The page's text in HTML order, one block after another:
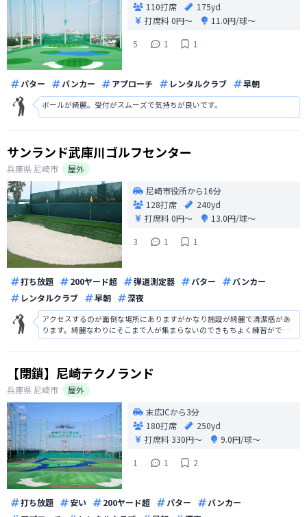
110打席
175yd
打席料0円〜
11.0円/球〜
5
1 1
パター バンカー アプローチ レンタルクラブ 早朝
ボールが綺麗。受付がスムーズで気持ちが良いです。
サンランド武庫川ゴルフセンター
兵庫県 尼崎市
屋外
尼崎市役所から16分
128打席
240yd
打席料0円〜
13.0円/球〜
3
1 1
打ち放題 200ヤード超 弾道測定器 パター
バンカー
レンタルクラブ
早朝 深夜
アクセスするのが面倒な場所にありますがかなり施設が綺麗で清潔感があ
ります。綺麗なわりにそこまで人が集まらないのできもちよく練習ができ
ます。サンドの練習やパターの練習もでき徹底していろいろと練習ができ
るのでオススメです。ただ、コスパが悪く高いイメージです。
【閉鎖】尼崎テクノランド
兵庫県 尼崎市
屋外
末広ICから3分
180打席
250yd
打席料330円〜
9.0円/球〜
1
1 2
打ち放題 安い 200ヤード超 パター
バンカー